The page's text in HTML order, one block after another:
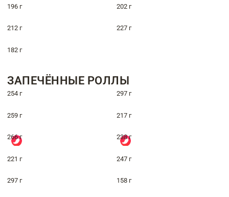
196 г 202 г
212 г 227 г
182 г
ЗАПЕЧЁННЫЕ РОЛЛЫ
254 г 297 г
259 г 217 г
266 г 238 г
221 г 247 г
297 г 158 г